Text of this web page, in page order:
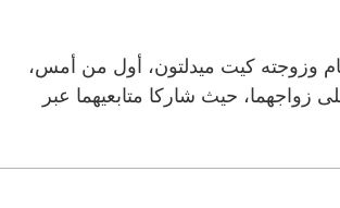
وزوجته كيت ميدلتون، أول من أمس،
عاماً على زواجهما، حيث شاركا متابعيهما عبر